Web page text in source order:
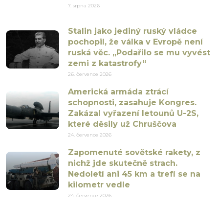
7. srpna 2026
Stalin jako jediný ruský vládce
pochopil, že válka v Evropě není
ruská věc. „Podařilo se mu vyvést
zemi z katastrofy“
26. července 2026
Americká armáda ztrácí
schopnosti, zasahuje Kongres.
Zakázal vyřazení letounů U-2S,
které děsily už Chruščova
24. července 2026
Zapomenuté sovětské rakety, z
nichž jde skutečně strach.
Nedoletí ani 45 km a trefí se na
kilometr vedle
24. července 2026